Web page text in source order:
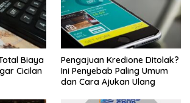
Biaya
Cicilan
Pengajuan Kredione Ditolak?
Ini Penyebab Paling Umum
dan Cara Ajukan Ulang